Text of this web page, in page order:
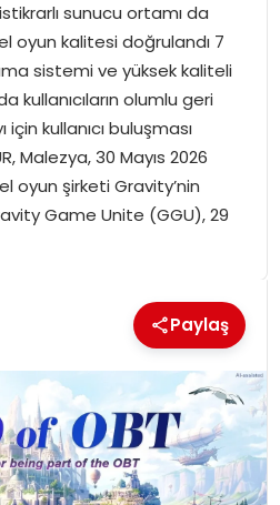
sunucu ortamı da
oyun kalitesi doğrulandı 7
sistemi ve yüksek kaliteli
kullanıcıların olumlu geri
kullanıcı buluşması
Malezya, 30 Mayıs 2026
oyun şirketi Gravity’nin
Game Unite (GGU), 29
Paylaş